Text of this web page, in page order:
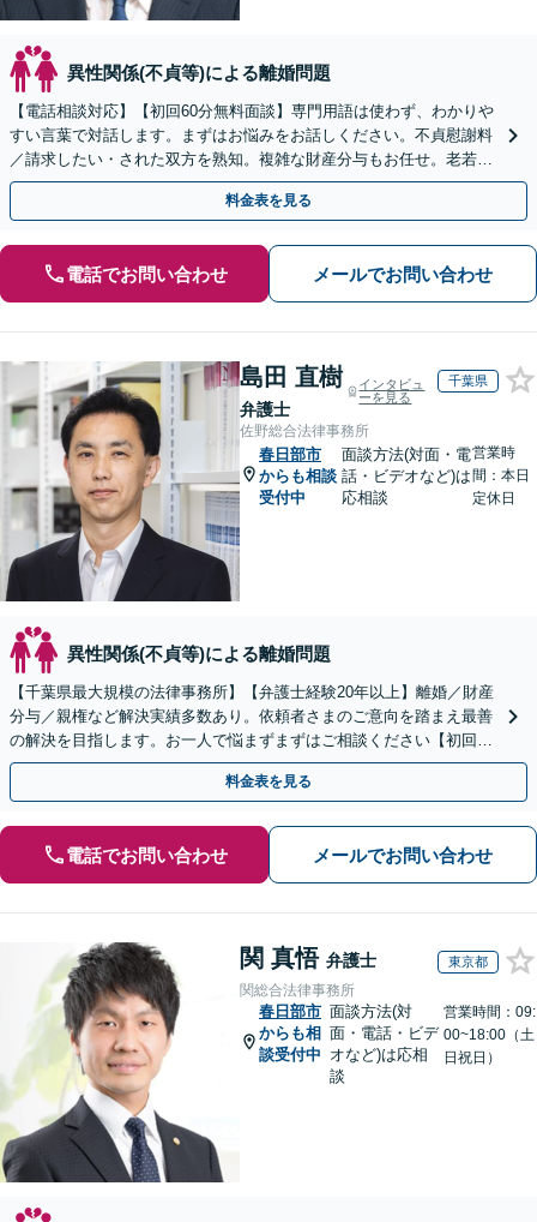
異性関係(不貞等)による離婚問題
【電話相談対応】【初回60分無料面談】専門用語は使わず、わかりや
すい言葉で対話します。まずはお悩みをお話しください。不貞慰謝料
／請求したい・された双方を熟知。複雑な財産分与もお任せ。老若男
女に幅広く対応。
料金表を見る
電話でお問い合わせ メールでお問い合わせ
島田 直樹
弁護士
インタビュ
ーを見る
千葉県
佐野総合法律事務所
春日部市
からも相談
受付中
面談方法(対面・電
話・ビデオなど)は
応相談
営業時
間：本日
定休日
異性関係(不貞等)による離婚問題
【千葉県最大規模の法律事務所】【弁護士経験20年以上】離婚／財産
分与／親権など解決実績多数あり。依頼者さまのご意向を踏まえ最善
の解決を目指します。お一人で悩まずまずはご相談ください【初回来
所相談無料】【電話・web面談可】【千葉中央駅5分】
料金表を見る
電話でお問い合わせ メールでお問い合わせ
関 真悟 弁護士 東京都
関総合法律事務所
春日部市
からも相
談受付中
面談方法(対
面・電話・ビデ
オなど)は応相
談
営業時間：09:
00~18:00（土
日祝日）